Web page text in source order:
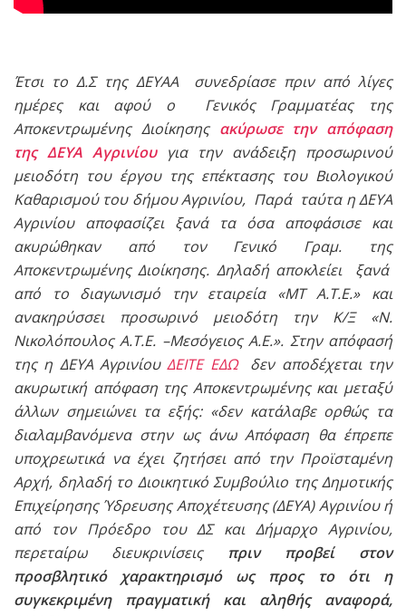
Έτσι το Δ.Σ της ΔΕΥΑΑ συνεδρίασε πριν από λίγες
ημέρες και αφού ο Γενικός Γραμματέας της
Αποκεντρωμένης Διοίκησης ακύρωσε την απόφαση
της ΔΕΥΑ Αγρινίου για την ανάδειξη προσωρινού
μειοδότη του έργου της επέκτασης του Βιολογικού
Καθαρισμού του δήμου Αγρινίου, Παρά ταύτα η ΔΕΥΑ
Αγρινίου αποφασίζει ξανά τα όσα αποφάσισε και
ακυρώθηκαν από τον Γενικό Γραμ. της
Αποκεντρωμένης Διοίκησης. Δηλαδή αποκλείει ξανά
από το διαγωνισμό την εταιρεία «ΜΤ Α.Τ.Ε.» και
ανακηρύσσει προσωρινό μειοδότη την Κ/Ξ «Ν.
Νικολόπουλος Α.Τ.Ε. –Μεσόγειος Α.Ε.». Στην απόφασή
της η ΔΕΥΑ ΑγρινίουΔΕΙΤΕ ΕΔΩ δεν αποδέχεται την
ακυρωτική απόφαση της Αποκεντρωμένης και μεταξύ
άλλων σημειώνει τα εξής: «δεν κατάλαβε ορθώς τα
διαλαμβανόμενα στην ως άνω Απόφαση θα έπρεπε
υποχρεωτικά να έχει ζητήσει από την Προϊσταμένη
Αρχή, δηλαδή το Διοικητικό Συμβούλιο της Δημοτικής
Επιχείρησης Ύδρευσης Αποχέτευσης (ΔΕΥΑ) Αγρινίου ή
από τον Πρόεδρο του ΔΣ και Δήμαρχο Αγρινίου,
περεταίρω διευκρινίσειςπριν προβεί στον
προσβλητικό χαρακτηρισμό ως προς το ότι η
συγκεκριμένη πραγματική και αληθής αναφορά,